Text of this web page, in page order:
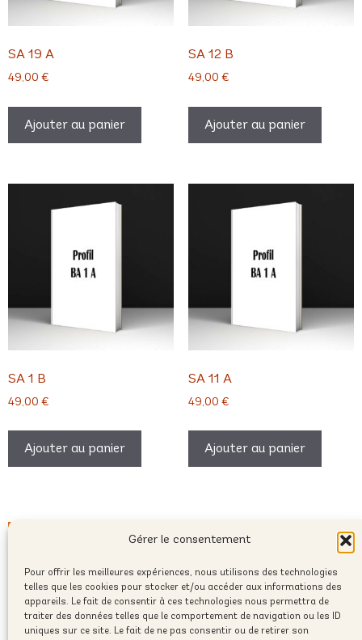
Gérer le consentement
Pour offrir les meilleures expériences, nous utilisons des technologies
telles que les cookies pour stocker et/ou accéder aux informations des
appareils. Le fait de consentir à ces technologies nous permettra de
traiter des données telles que le comportement de navigation ou les ID
uniques sur ce site. Le fait de ne pas consentir ou de retirer son
SA 19 A
49,00 €
Ajouter au panier
SA 12 B
49,00 €
Ajouter au panier
SA 1 B
49,00 €
Ajouter au panier
SA 11 A
49,00 €
Ajouter au panier